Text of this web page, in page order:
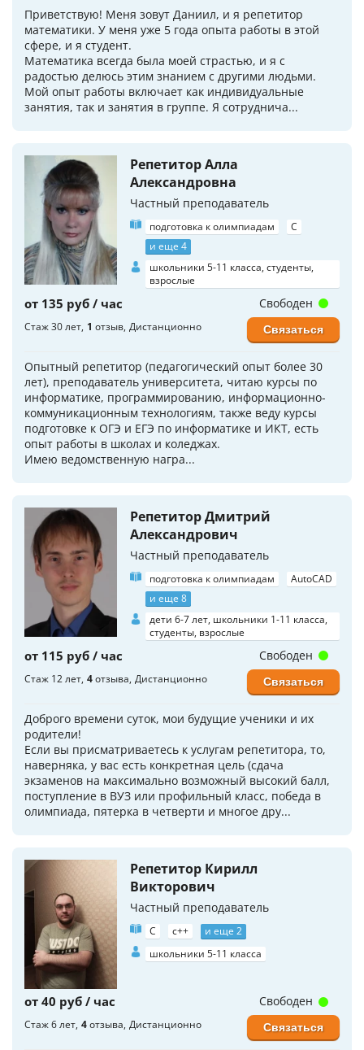
Приветствую! Меня зовут Даниил, и я репетитор
математики. У меня уже 5 года опыта работы в этой
сфере, и я студент.
Математика всегда была моей страстью, и я с
радостью делюсь этим знанием с другими людьми.
Мой опыт работы включает как индивидуальные
занятия, так и занятия в группе. Я сотруднича...
Репетитор Алла
Александровна
Частный преподаватель
подготовка к олимпиадам
C
и еще 4
школьники 5-11 класса, студенты,
взрослые
от 135 руб / час
Стаж 30 лет 1 отзыв Дистанционно
Опытный репетитор (педагогический опыт более 30
лет), преподаватель университета, читаю курсы по
информатике, программированию, информационно-
коммуникационным технологиям, также веду курсы
подготовке к ОГЭ и ЕГЭ по информатике и ИКТ, есть
опыт работы в школах и коледжах.
Имею ведомственную награ...
Свободен
Связаться
Репетитор Дмитрий
Александрович
Частный преподаватель
подготовка к олимпиадам
AutoCAD
и еще 8
дети 6-7 лет, школьники 1-11 класса,
студенты, взрослые
от 115 руб / час
Стаж 12 лет 4отзыва Дистанционно
Доброго времени суток, мои будущие ученики и их
родители!
Если вы присматриваетесь к услугам репетитора, то,
наверняка, у вас есть конкретная цель (сдача
экзаменов на максимально возможный высокий балл,
поступление в ВУЗ или профильный класс, победа в
олимпиада, пятерка в четверти и многое дру...
Свободен
Связаться
Репетитор Кирилл
Викторович
Частный преподаватель
C c++
и еще 2
школьники 5-11 класса
от 40 руб / час
Стаж 6 лет 4отзыва Дистанционно
Свободен
Связаться